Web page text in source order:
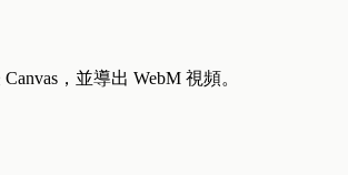
，並導出 WebM 視頻。